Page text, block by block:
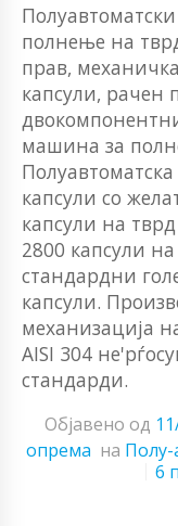
полнење на
прав,
капсули, рачен
машина за
капсули со
капсули на
2800 капсули
стандардни
капсули.
механизација
AISI 304
стандарди.
Објавено од
опрема на Полу-
6